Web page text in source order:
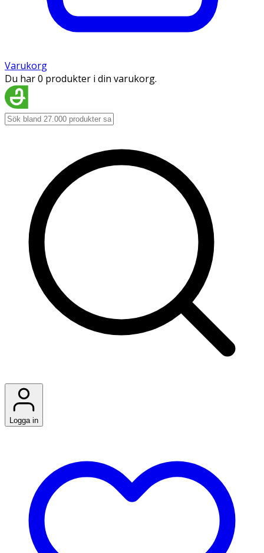
Varukorg
Du har 0 produkter i din varukorg.
Logga in